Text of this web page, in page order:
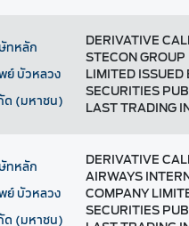
ทหลัก
ย์ บัวหลวง
ด (มหาชน)
DERIVATIVE
STECON
LIMITED ISSUED
SECURITIES
LAST TRADING
ทหลัก
ย์ บัวหลวง
ด (มหาชน)
DERIVATIVE
AIRWAYS
COMPANY
SECURITIES